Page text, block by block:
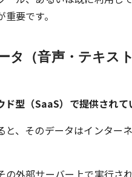
要です。
タ（音声・テキス
型（SaaS）で提供されて
、そのデータはインター
外部サーバー上で実行され